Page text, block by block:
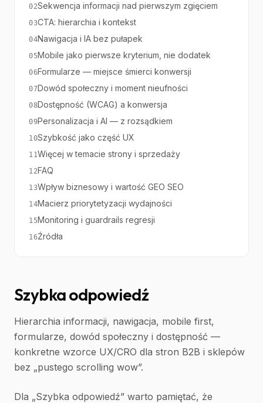
02Sekwencja informacji nad pierwszym zgięciem
03CTA: hierarchia i kontekst
04Nawigacja i IA bez pułapek
05Mobile jako pierwsze kryterium, nie dodatek
06Formularze — miejsce śmierci konwersji
07Dowód społeczny i moment nieufności
08Dostępność (WCAG) a konwersja
09Personalizacja i AI — z rozsądkiem
10Szybkość jako część UX
11Więcej w temacie strony i sprzedaży
12FAQ
13Wpływ biznesowy i wartość GEO SEO
14Macierz priorytetyzacji wydajności
15Monitoring i guardrails regresji
16Źródła
Szybka odpowiedź
Hierarchia informacji, nawigacja, mobile first,
formularze, dowód społeczny i dostępność —
konkretne wzorce UX/CRO dla stron B2B i sklepów
bez „pustego scrolling wow”.
Dla „Szybka odpowiedź” warto pamiętać, że